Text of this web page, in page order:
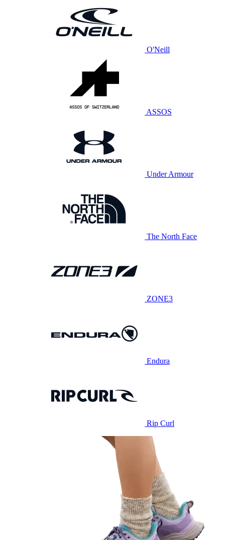
O'Neill
ASSOS
Under Armour
The North Face
ZONE3
Endura
Rip Curl